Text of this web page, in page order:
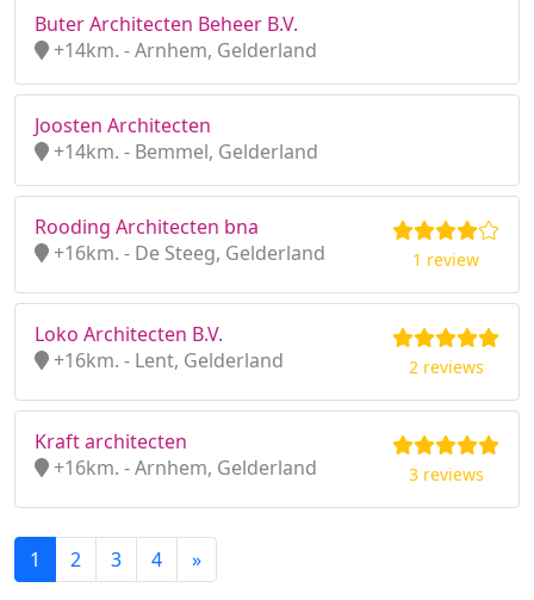
Buter Architecten Beheer B.V.
+14km. - Arnhem, Gelderland
Joosten Architecten
+14km. - Bemmel, Gelderland
Rooding Architecten bna
+16km. - De Steeg, Gelderland
1 review
Loko Architecten B.V.
+16km. - Lent, Gelderland
2 reviews
Kraft architecten
+16km. - Arnhem, Gelderland
3 reviews
1 2 3 4 »